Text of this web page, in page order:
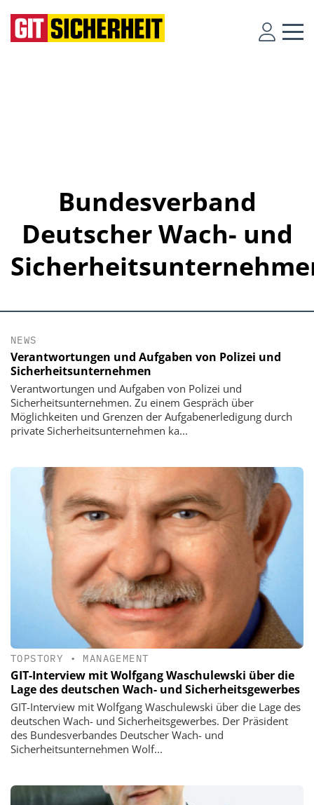
Bundesverband
Deutscher Wach- und
NEWS
Verantwortungen und Aufgaben von Polizei und
Sicherheitsunternehmen
Verantwortungen und Aufgaben von Polizei und
Sicherheitsunternehmen. Zu einem Gespräch über
Möglichkeiten und Grenzen der Aufgabenerledigung durch
private Sicherheitsunternehmen ka...
TOPSTORY • MANAGEMENT
GIT-Interview mit Wolfgang Waschulewski über die
Lage des deutschen Wach- und Sicherheitsgewerbes
GIT-Interview mit Wolfgang Waschulewski über die Lage des
deutschen Wach- und Sicherheitsgewerbes. Der Präsident
des Bundesverbandes Deutscher Wach- und
Sicherheitsunternehmen Wolf...